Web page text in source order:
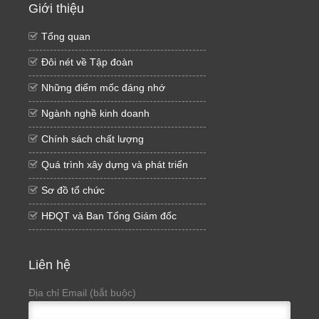
Giới thiệu
Tổng quan
--------------------------------------------------
Đôi nét về Tập đoàn
--------------------------------------------------
Những điểm mốc đáng nhớ
--------------------------------------------------
Ngành nghề kinh doanh
--------------------------------------------------
Chính sách chất lượng
--------------------------------------------------
Quá trình xây dựng và phát triển
--------------------------------------------------
Sơ đồ tổ chức
--------------------------------------------------
HĐQT và Ban Tổng Giám đốc
--------------------------------------------------
Liên hệ
Địa chỉ Email (bắt buộc)